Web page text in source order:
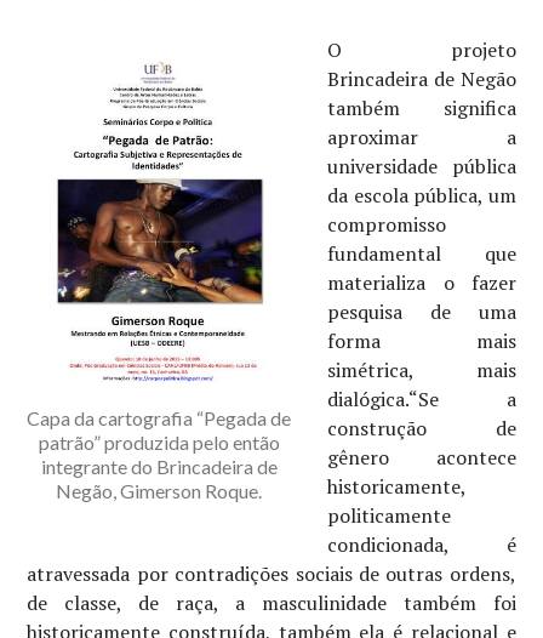
Capa da cartografia “Pegada de
patrão” produzida pelo então
integrante do Brincadeira de
Negão, Gimerson Roque.
O projeto
Brincadeira de Negão
também significa
aproximar a
universidade pública
da escola pública, um
compromisso
fundamental que
materializa o fazer
pesquisa de uma
forma mais
simétrica, mais
dialógica.“Se a
construção de
gênero acontece
historicamente,
politicamente
condicionada, é
atravessada por contradições sociais de outras ordens,
de classe, de raça, a masculinidade também foi
historicamente construída, também ela é relacional e